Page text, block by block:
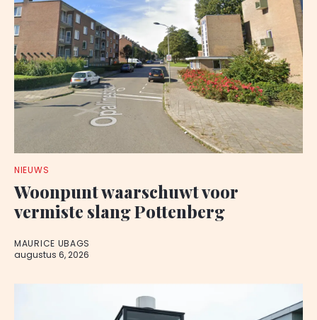
NIEUWS
Woonpunt waarschuwt voor
vermiste slang Pottenberg
MAURICE UBAGS
augustus 6, 2026